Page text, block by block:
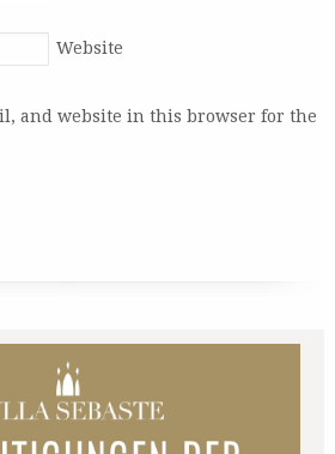
Website
and website in this browser for the